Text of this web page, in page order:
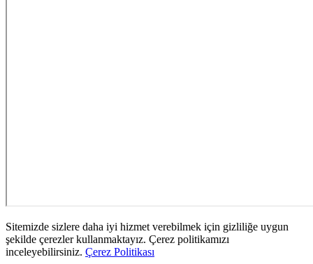
Sitemizde sizlere daha iyi hizmet verebilmek için gizliliğe uygun
şekilde çerezler kullanmaktayız. Çerez politikamızı
inceleyebilirsiniz. Çerez Politikası